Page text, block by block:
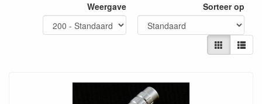
Weergave Sorteer op